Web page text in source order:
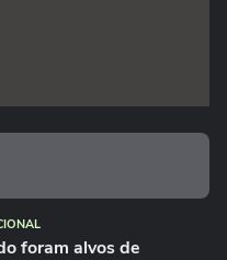
foram alvos de